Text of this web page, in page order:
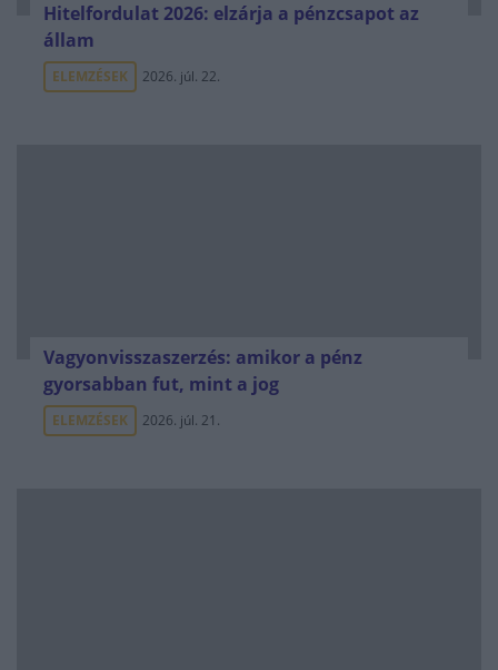
Hitelfordulat 2026: elzárja a pénzcsapot az
állam
ELEMZÉSEK 2026. júl. 22.
Vagyonvisszaszerzés: amikor a pénz
gyorsabban fut, mint a jog
ELEMZÉSEK 2026. júl. 21.